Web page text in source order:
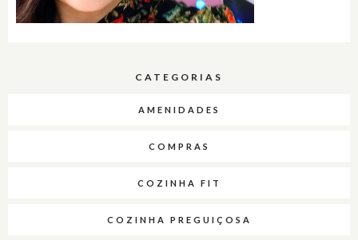
CATEGORIAS
AMENIDADES
COMPRAS
COZINHA FIT
COZINHA PREGUIÇOSA